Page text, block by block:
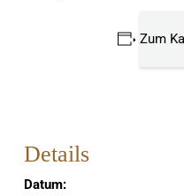
Zum
Details
Datum: